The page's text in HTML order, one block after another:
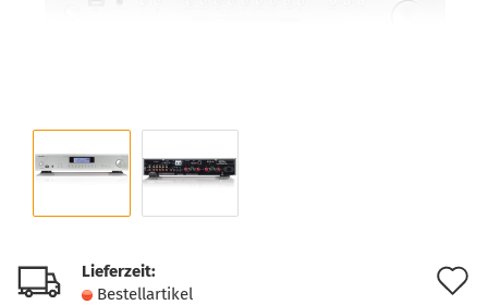
Lieferzeit:
Bestellartikel